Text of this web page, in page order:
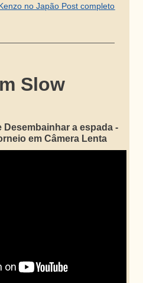
no Japão Post completo
Slow
Desembainhar a espada -
em Câmera Lenta